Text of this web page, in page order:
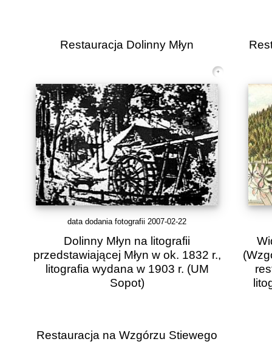
Restauracja Dolinny Młyn
data dodania fotografii 2007-02-22
Dolinny Młyn na litografii
przedstawiającej Młyn w ok. 1832 r.,
litografia wydana w 1903 r. (UM
Sopot)
Restauracja na Wzgórzu Stiewego